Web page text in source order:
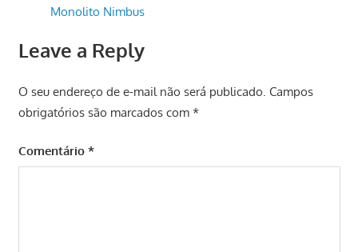
Monolito Nimbus
Leave a Reply
O seu endereço de e-mail não será publicado. Campos
obrigatórios são marcados com *
Comentário *